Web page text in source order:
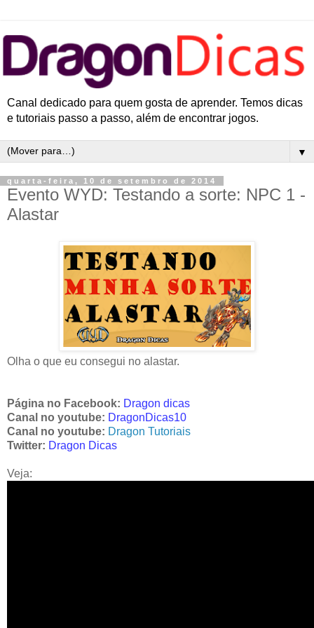
Canal dedicado para quem gosta de aprender. Temos dicas
e tutoriais passo a passo, além de encontrar jogos.
▼
quarta-feira, 10 de setembro de 2014
Evento WYD: Testando a sorte: NPC 1 -
Alastar
Olha o que eu consegui no alastar.
Página no Facebook: Dragon dicas
Canal no youtube: DragonDicas10
Canal no youtube: Dragon Tutoriais
Twitter: Dragon Dicas
Veja: